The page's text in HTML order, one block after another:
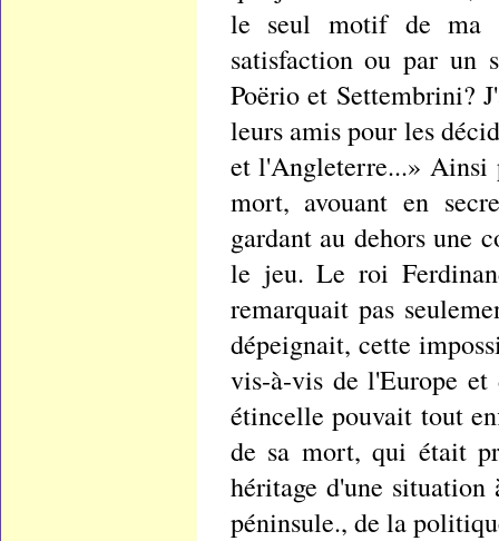
le seul motif de ma
satisfaction ou par un
Poërio et Settembrini?
leurs amis pour les
et l'Angleterre...» Ainsi
mort, avouant en
gardant au dehors une
le jeu. Le roi
remarquait pas
dépeignait, cette
vis-à-vis de l'Europe
étincelle pouvait tout
de sa mort, qui était
héritage d'une
péninsule., de la